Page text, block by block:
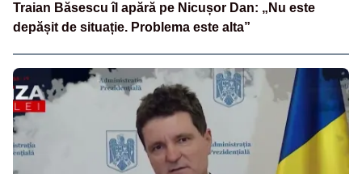
Traian Băsescu îl apără pe Nicușor Dan: „Nu este
depășit de situație. Problema este alta”